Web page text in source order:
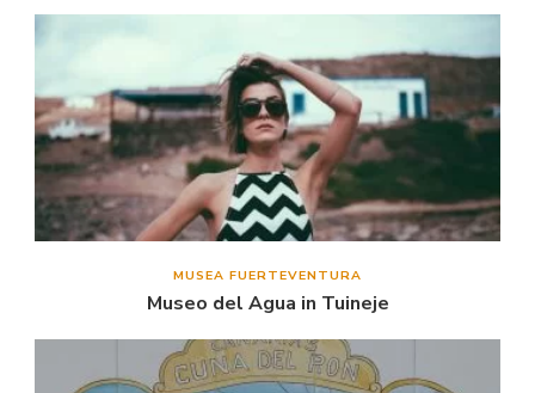
MUSEA FUERTEVENTURA
Museo del Agua in Tuineje